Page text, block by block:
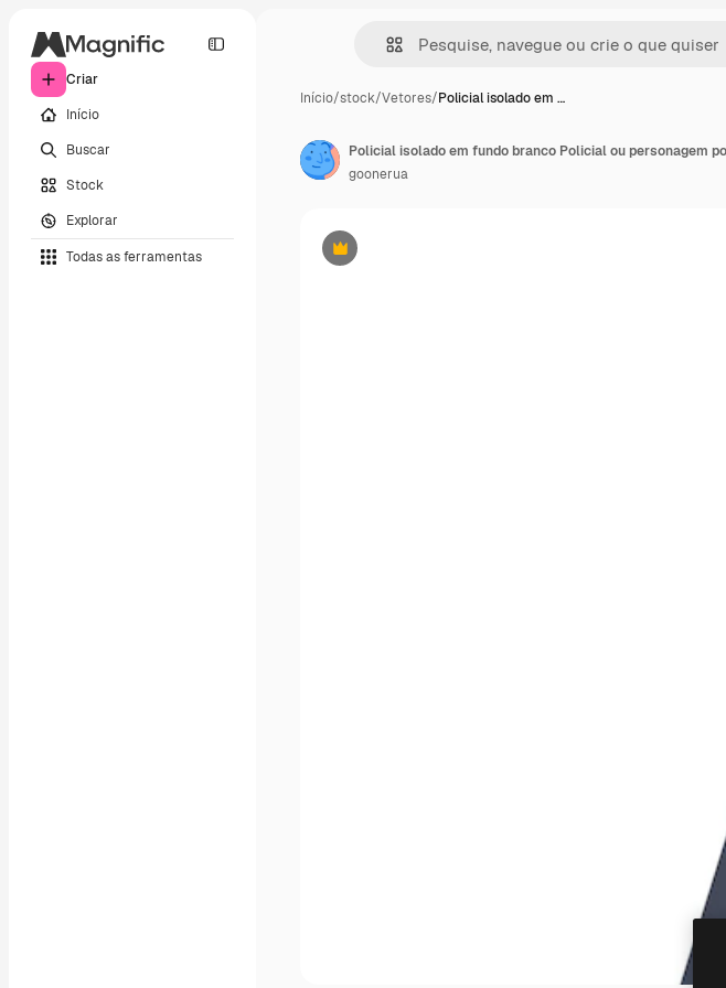
Criar
Início
Buscar
Stock
Explorar
Todas as ferramentas
Início/stock/Vetores/Policial isolado em …
Premium
goonerua